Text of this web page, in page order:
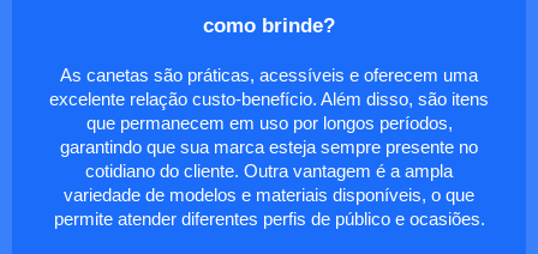
como brinde?
As canetas são práticas, acessíveis e oferecem uma
excelente relação custo-benefício. Além disso, são itens
que permanecem em uso por longos períodos,
garantindo que sua marca esteja sempre presente no
cotidiano do cliente. Outra vantagem é a ampla
variedade de modelos e materiais disponíveis, o que
permite atender diferentes perfis de público e ocasiões.